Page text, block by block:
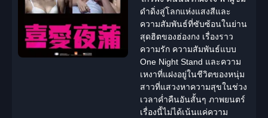
ดำดิ่งสู่โลกแห่งแสงสีและ
ความสัมพันธ์ที่ซับซ้อนในย่าน
สุดฮิตของฮ่องกง เรื่องราว
ความรัก ความสัมพันธ์แบบ
One Night Stand และความ
เหงาที่แฝงอยู่ในชีวิตของหนุ่ม
สาวที่แสวงหาความสุขในช่วง
เวลาค่ำคืนอันสั้นๆ ภาพยนตร์
เรื่องนี้ไม่ได้เน้นแค่ความ